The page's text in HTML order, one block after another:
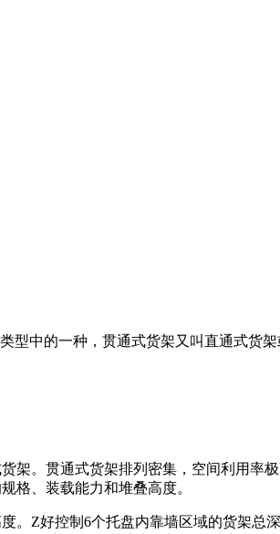
型中的一种，贯通式货架又叫直通式货
架。贯通式货架排列密集，空间利用率
格、装载能力和堆叠高度。
Z好控制6个托盘内靠墙区域的货架总